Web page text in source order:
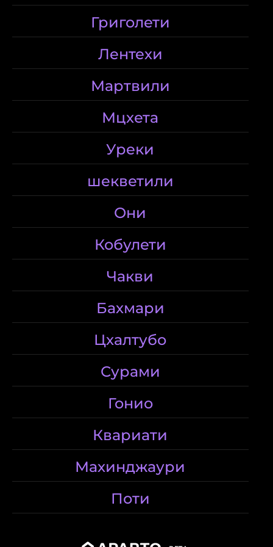
Григолети
Лентехи
Мартвили
Мцхета
Уреки
шекветили
Они
Кобулети
Чакви
Бахмари
Цхалтубо
Сурами
Гонио
Квариати
Махинджаури
Поти